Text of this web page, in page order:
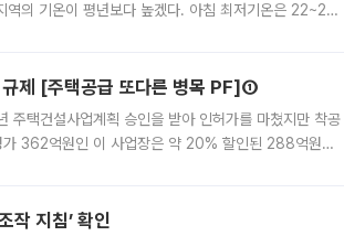
역의 기온이 평년보다 높겠다. 아침 최저기온은 22~27
제 [주택공급 또다른 병목 PF]①
택건설사업계획 승인을 받아 인허가를 마쳤지만 착공
가 362억원인 이 사업장은 약 20% 할인된 288억원에
작 지침’ 확인